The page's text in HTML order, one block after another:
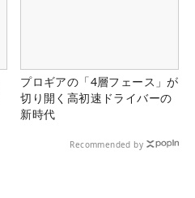
プロギアの「4層フェース」が
切り開く高初速ドライバーの
新時代
Recommended by